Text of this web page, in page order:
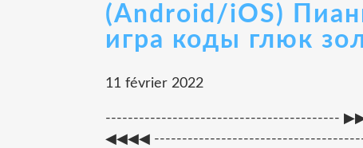
(Android/iOS)
игра коды глюк
11 février 2022
------------------------------------------
◀◀◀◀